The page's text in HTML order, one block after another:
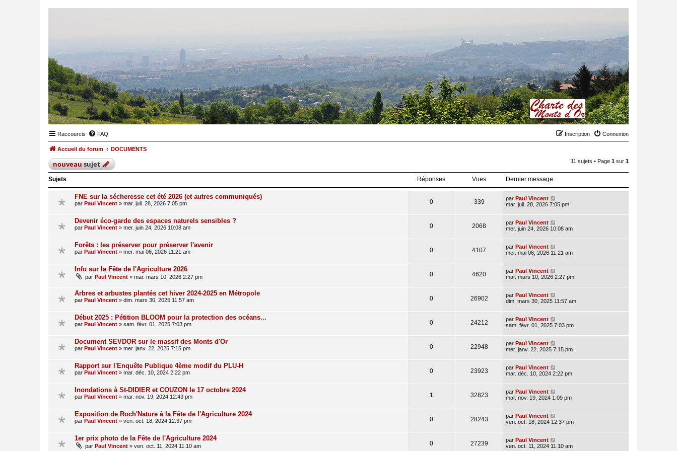
Raccourcis FAQ Connexion
Inscription
Accueil du forum DOCUMENTS
nouveausujet 11 sujets • Page 1 sur 1
Sujets Réponses Vues Dernier message
FNE sur la sécheresse cet été 2026 (et autres communiqués)
par Paul Vincent » mar. juil. 28, 2026 7:05 pm 0 339 par Paul Vincent
mar. juil. 28, 2026 7:05 pm
Devenir éco-garde des espaces naturels sensibles ?
par Paul Vincent » mer. juin 24, 2026 10:08 am 0 2068 par Paul Vincent
mer. juin 24, 2026 10:08 am
Forêts : les préserver pour préserver l'avenir
par Paul Vincent » mer. mai 06, 2026 11:21 am 0 4107 par Paul Vincent
mer. mai 06, 2026 11:21 am
Info sur la Fête de l'Agriculture 2026
par Paul Vincent » mar. mars 10, 2026 2:27 pm 0 4620 par Paul Vincent
mar. mars 10, 2026 2:27 pm
Arbres et arbustes plantés cet hiver 2024-2025 en Métropole
par Paul Vincent » dim. mars 30, 2025 11:57 am 0 26902 par Paul Vincent
dim. mars 30, 2025 11:57 am
Début 2025 : Pétition BLOOM pour la protection des océans...
par Paul Vincent » sam. févr. 01, 2025 7:03 pm 0 24212 par Paul Vincent
sam. févr. 01, 2025 7:03 pm
Document SEVDOR sur le massif des Monts d'Or
par Paul Vincent » mer. janv. 22, 2025 7:15 pm 0 22948 par Paul Vincent
mer. janv. 22, 2025 7:15 pm
Rapport sur l'Enquête Publique 4ème modif du PLU-H
par Paul Vincent » mar. déc. 10, 2024 2:22 pm 0 23923 par Paul Vincent
mar. déc. 10, 2024 2:22 pm
Inondations à St-DIDIER et COUZON le 17 octobre 2024
par Paul Vincent » mar. nov. 19, 2024 12:43 pm 1 32823 par Paul Vincent
mar. nov. 19, 2024 1:09 pm
Exposition de Roch'Nature à la Fête de l'Agriculture 2024
par Paul Vincent » ven. oct. 18, 2024 12:37 pm 0 28243 par Paul Vincent
ven. oct. 18, 2024 12:37 pm
1er prix photo de la Fête de l'Agriculture 2024
par Paul Vincent » ven. oct. 11, 2024 11:10 am 0 27239 par Paul Vincent
ven. oct. 11, 2024 11:10 am